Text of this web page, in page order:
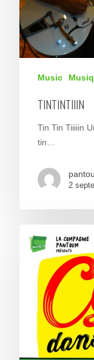
Music
TINTINTIIIN
Tin Tin Tiiiiin
tin…
2